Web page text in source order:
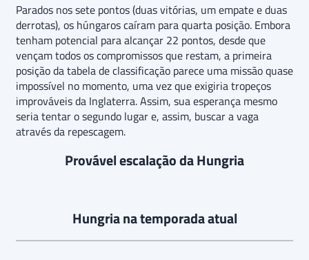
Parados nos sete pontos (duas vitórias, um empate e duas
derrotas), os húngaros caíram para quarta posição. Embora
tenham potencial para alcançar 22 pontos, desde que
vençam todos os compromissos que restam, a primeira
posição da tabela de classificação parece uma missão quase
impossível no momento, uma vez que exigiria tropeços
improváveis da Inglaterra. Assim, sua esperança mesmo
seria tentar o segundo lugar e, assim, buscar a vaga
através da repescagem.
Provável escalação da Hungria
Hungria na temporada atual